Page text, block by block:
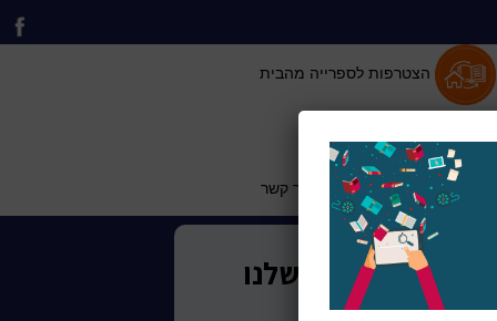
הצטרפות לספרייה מהבית
וייעוץ לתושב כותר טף צור קשר